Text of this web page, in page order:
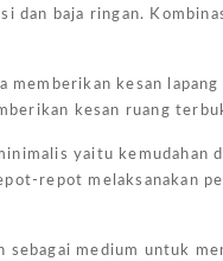
dan baja ringan.
kesan
kesan ruang
yaitu kemudahan
repot melaksanakan
medium untuk